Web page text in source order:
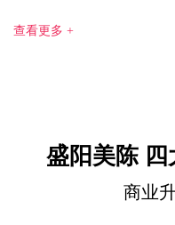
查看更多 +
盛阳美陈 四
商业